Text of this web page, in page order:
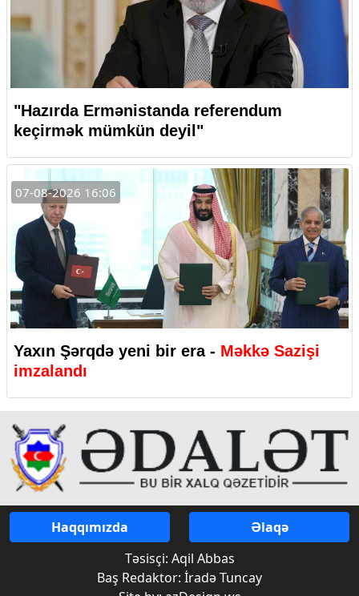
"Hazırda Ermənistanda referendum
keçirmək mümkün deyil"
07-08-2026 16:06
Yaxın Şərqdə yeni bir era - Məkkə Sazişi
imzalandı
Haqqımızda
Əlaqə
Təsisçi: Aqil Abbas
Baş Redaktor: İradə Tuncay